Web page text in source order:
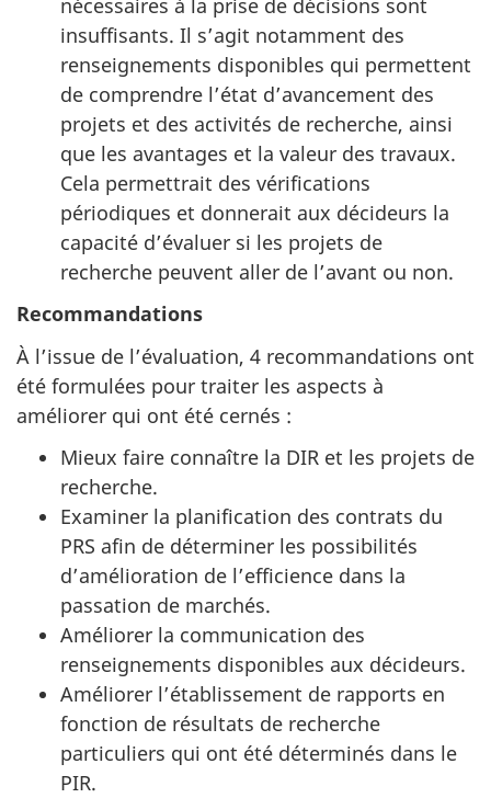
insuffisants. Il s’agit notamment des
renseignements disponibles qui permettent
de comprendre l’état d’avancement des
projets et des activités de recherche, ainsi
que les avantages et la valeur des travaux.
Cela permettrait des vérifications
périodiques et donnerait aux décideurs la
capacité d’évaluer si les projets de
recherche peuvent aller de l’avant ou non.
Recommandations
À l’issue de l’évaluation, 4 recommandations ont
été formulées pour traiter les aspects à
améliorer qui ont été cernés :
Mieux faire connaître la DIR et les projets de
recherche.
Examiner la planification des contrats du
PRS afin de déterminer les possibilités
d’amélioration de l’efficience dans la
passation de marchés.
Améliorer la communication des
renseignements disponibles aux décideurs.
Améliorer l’établissement de rapports en
fonction de résultats de recherche
particuliers qui ont été déterminés dans le
PIR.